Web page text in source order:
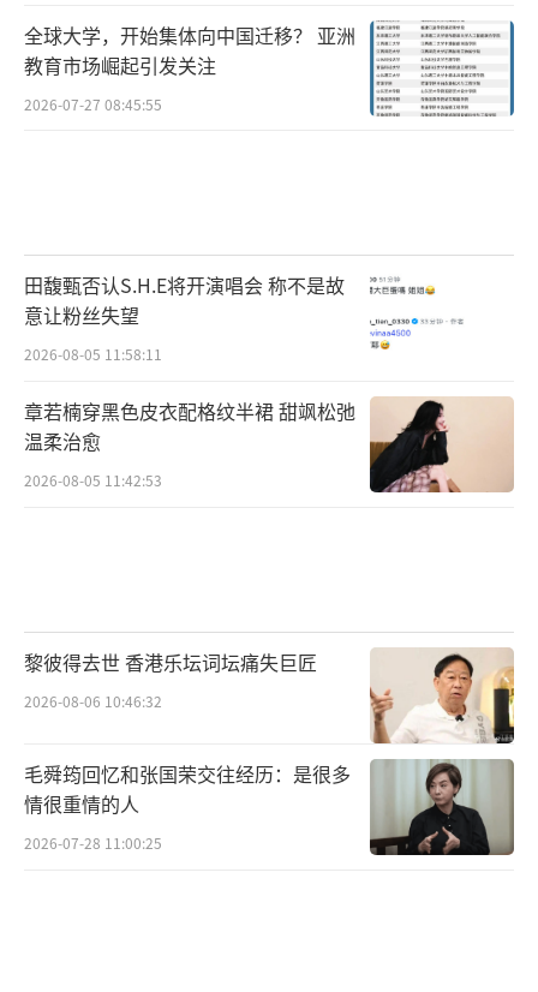
全球大学，开始集体向中国迁移？ 亚洲
教育市场崛起引发关注
2026-07-27 08:45:55
田馥甄否认S.H.E将开演唱会 称不是故
意让粉丝失望
2026-08-05 11:58:11
章若楠穿黑色皮衣配格纹半裙 甜飒松弛
温柔治愈
2026-08-05 11:42:53
黎彼得去世 香港乐坛词坛痛失巨匠
2026-08-06 10:46:32
毛舜筠回忆和张国荣交往经历：是很多
情很重情的人
2026-07-28 11:00:25